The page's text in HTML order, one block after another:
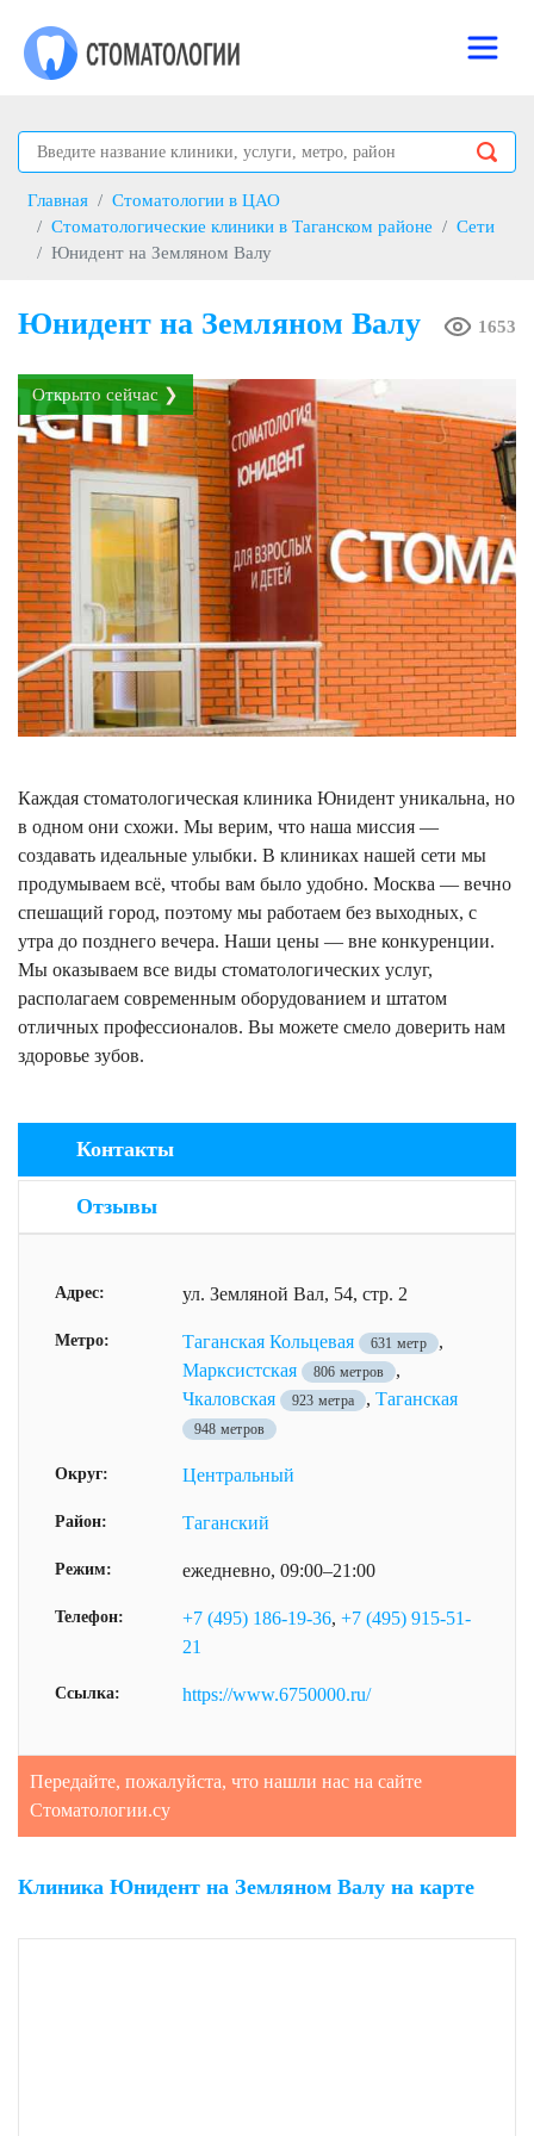
Главная
Стоматологии в ЦАО
Стоматологические клиники в Таганском районе
Сети
Юнидент на Земляном Валу
Юнидент на Земляном Валу 1653
Открыто сейчас ❯
Каждая стоматологическая клиника Юнидент уникальна, но
в одном они схожи. Мы верим, что наша миссия —
создавать идеальные улыбки. В клиниках нашей сети мы
продумываем всё, чтобы вам было удобно. Москва — вечно
спешащий город, поэтому мы работаем без выходных, с
утра до позднего вечера. Наши цены — вне конкуренции.
Мы оказываем все виды стоматологических услуг,
располагаем современным оборудованием и штатом
отличных профессионалов. Вы можете смело доверить нам
здоровье зубов.
Контакты
Отзывы
Адрес: ул. Земляной Вал, 54, стр. 2
Метро: Таганская Кольцевая 631 метр
,
Марксистская
806 метров
,
Чкаловская
923 метра ,Таганская
948 метров
Округ: Центральный
Район: Таганский
Режим: ежедневно, 09:00–21:00
Телефон: +7 (495) 186-19-36, +7 (495) 915-51-
21
Ссылка: https://www.6750000.ru/
Передайте, пожалуйста, что нашли нас на сайте
Стоматологии.су
Клиника Юнидент на Земляном Валу на карте